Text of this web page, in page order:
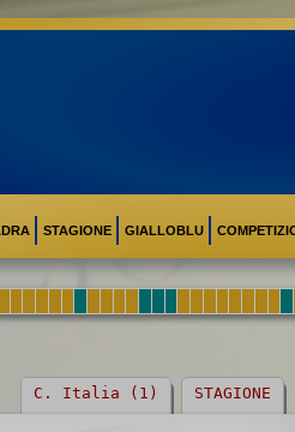
STAGIONE GIALLOBLU
C. Italia (1) STAGIONE